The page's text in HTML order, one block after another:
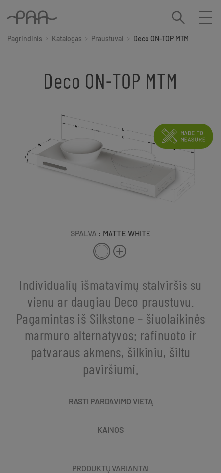
Pagrindinis Katalogas Praustuvai Deco ON-TOP MTM
Deco ON-TOP MTM
SPALVA : MATTE WHITE
Individualių išmatavimų stalviršis su
vienu ar daugiau Deco praustuvu.
Pagamintas iš Silkstone – šiuolaikinės
marmuro alternatyvos: rafinuoto ir
patvaraus akmens, šilkiniu, šiltu
paviršiumi.
RASTI PARDAVIMO VIETĄ
KAINOS
PRODUKTŲ VARIANTAI